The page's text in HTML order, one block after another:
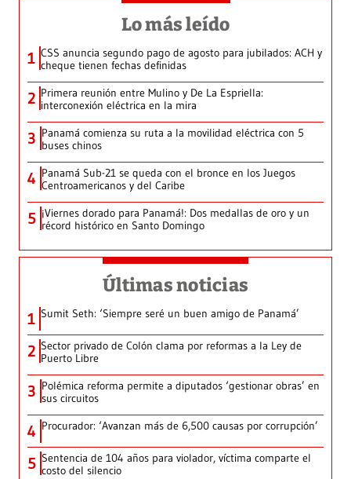
Lo más leído
1 CSS anuncia segundo pago de agosto para jubilados: ACH y
cheque tienen fechas definidas
2 Primera reunión entre Mulino y De La Espriella:
interconexión eléctrica en la mira
3 Panamá comienza su ruta a la movilidad eléctrica con 5
buses chinos
4 Panamá Sub-21 se queda con el bronce en los Juegos
Centroamericanos y del Caribe
5 ¡Viernes dorado para Panamá!: Dos medallas de oro y un
récord histórico en Santo Domingo
Últimas noticias
1 Sumit Seth: ‘Siempre seré un buen amigo de Panamá’
2 Sector privado de Colón clama por reformas a la Ley de
Puerto Libre
3 Polémica reforma permite a diputados ‘gestionar obras’ en
sus circuitos
4 Procurador: ‘Avanzan más de 6,500 causas por corrupción’
5 Sentencia de 104 años para violador, víctima comparte el
costo del silencio